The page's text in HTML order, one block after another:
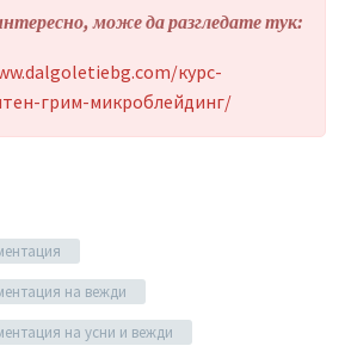
може да разгледате тук:
курс-
грим-микроблейдинг/
на вежди
на усни и вежди